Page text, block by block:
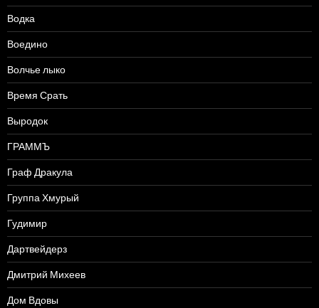
Водка
Воедино
Волчье лыко
Время Срать
Выродок
ГРАММЪ
Граф Дракула
Группа Хмурый
Гудимир
Дартвейдерз
Дмитрий Михеев
Дом Вдовы